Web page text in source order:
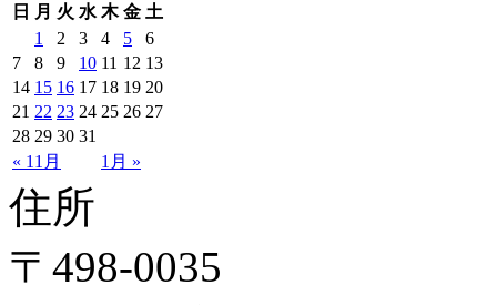
日
月 火 水 木 金 土
« 11月 1月 »
1 2 3 4 5
6
7
8 9 10 11 12 13
14 15 16 17 18 19 20
21 22 23 24 25 26 27
28 29 30 31
住所
〒498-0035